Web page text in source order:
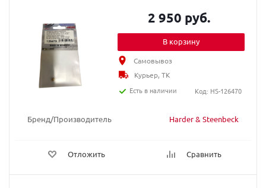
Бренд/Производитель Harder & Steenbeck
Отложить Сравнить
2 950 руб.
В корзину
Самовывоз
Курьер, ТК
Есть в наличии
Код: HS-126470